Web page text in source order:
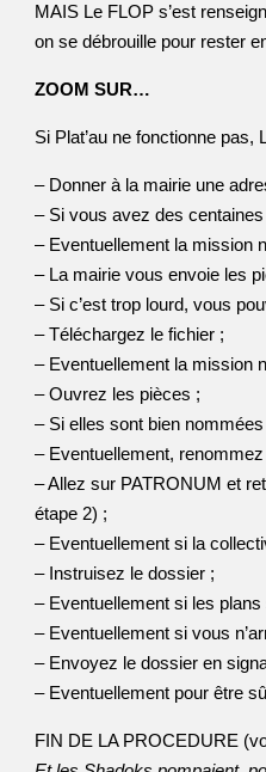
MAIS Le FLOP s’est
on se débrouille pour rester
ZOOM SUR…
Si Plat’au ne fonctionne
– Donner à la mairie une
– Si vous avez des
– Eventuellement la mission
– La mairie vous envoie les
– Si c’est trop lourd, vous
– Téléchargez le fichier ;
– Eventuellement la mission
– Ouvrez les pièces ;
– Si elles sont bien
– Eventuellement,
– Allez sur PATRONUM et
étape 2) ;
– Eventuellement si la
– Instruisez le dossier ;
– Eventuellement si les
– Eventuellement si vous
– Envoyez le dossier en
– Eventuellement pour être
FIN DE LA PROCEDURE